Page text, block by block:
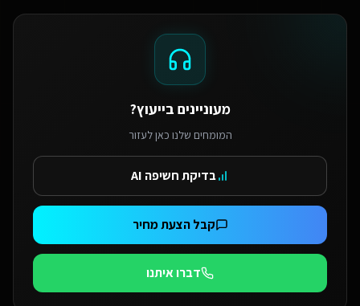
מעוניינים בייעוץ?
המומחים שלנו כאן לעזור
בדיקת חשיפה AI
קבל הצעת מחיר
דברו איתנו